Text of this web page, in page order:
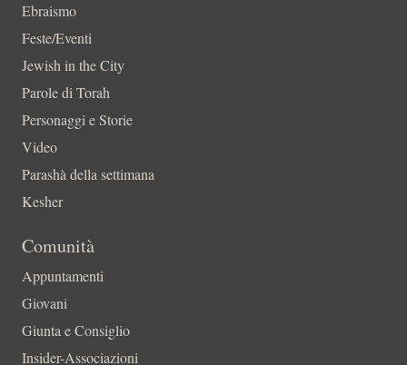
Ebraismo
Feste/Eventi
Jewish in the City
Parole di Torah
Personaggi e Storie
Video
Parashà della settimana
Kesher
Comunità
Appuntamenti
Giovani
Giunta e Consiglio
Insider-Associazioni